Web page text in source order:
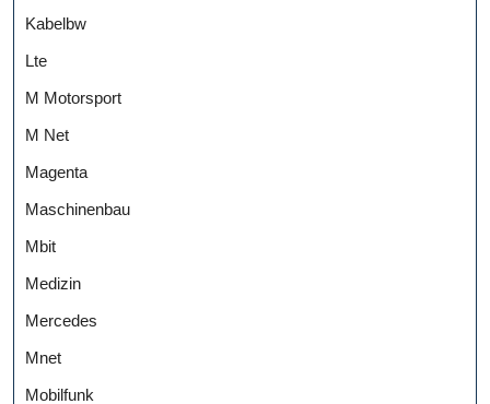
Kabelbw
Lte
M Motorsport
M Net
Magenta
Maschinenbau
Mbit
Medizin
Mercedes
Mnet
Mobilfunk